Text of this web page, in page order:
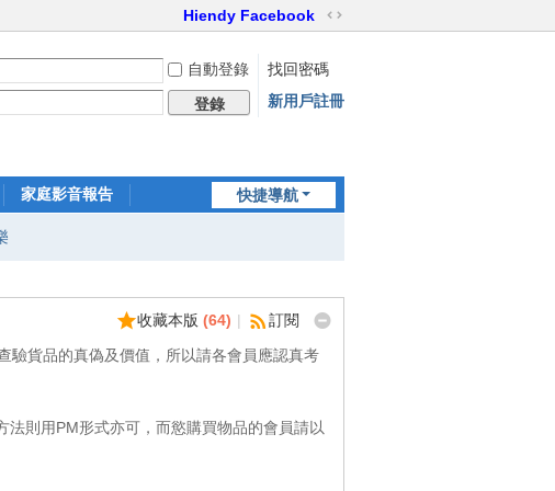
Hiendy Facebook
切
到
寬
版
自動登錄
找回密碼
登錄 新用戶註冊
快捷導航
家庭影音報告
收藏本版 (64) | 訂閱
驗貨品的真偽及價值，所以請各會員應認真考
則用PM形式亦可，而慾購買物品的會員請以